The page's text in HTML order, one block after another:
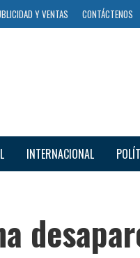
Y VENTAS CONTÁCTENOS
INTERNACIONAL